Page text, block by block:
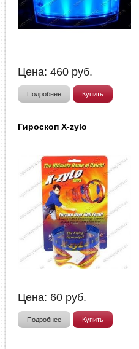
Цена:460 руб.
Подробнее Купить
Гироскоп X-zylo
Цена: 60 руб.
Подробнее Купить